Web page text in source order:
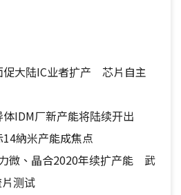
促大陆IC业者扩产 芯片自主
IDM厂新产能将陆续开出
納米产能成焦点
微、晶合2020年续扩产能 武
测试